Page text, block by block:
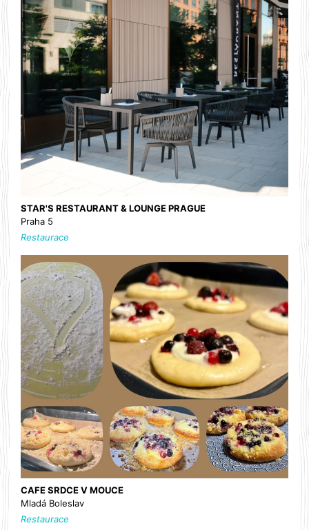
STAR'S RESTAURANT & LOUNGE PRAGUE
Praha 5
Restaurace
CAFE SRDCE V MOUCE
Mladá Boleslav
Restaurace